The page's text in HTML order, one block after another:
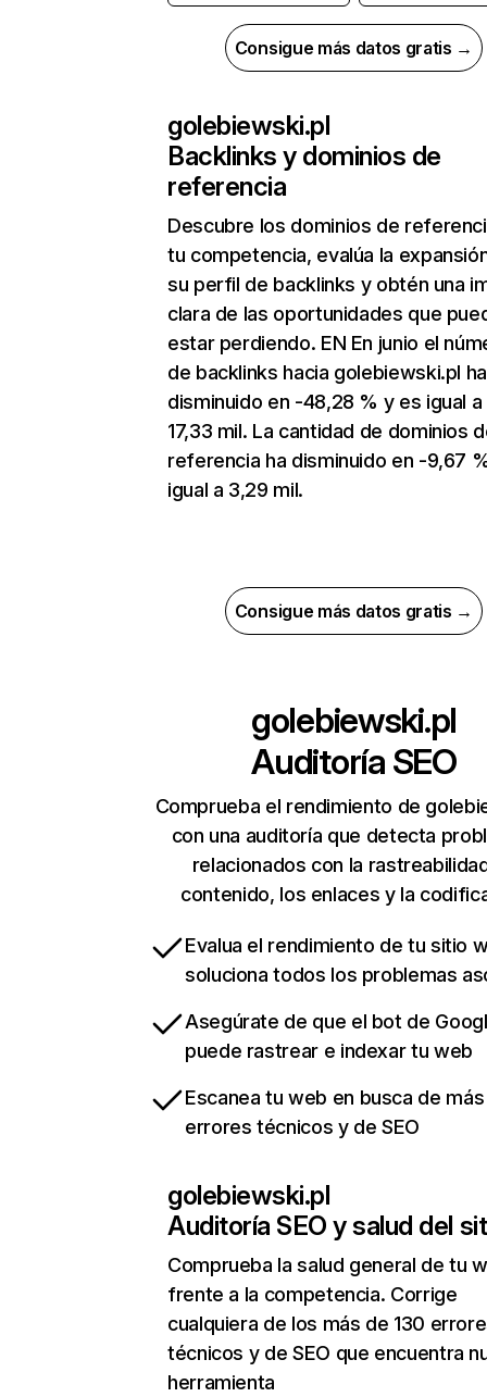
Consigue más datos gratis →
golebiewski.pl
Backlinks y dominios de
referencia
Descubre los dominios de
tu competencia, evalúa la
su perfil de backlinks y obtén una
clara de las oportunidades que
estar perdiendo. EN En junio el
de backlinks hacia golebiewski.pl ha
disminuido en -48,28 % y es igual a
17,33 mil. La cantidad de dominios
referencia ha disminuido en -9,67
igual a 3,29 mil.
Consigue más datos gratis →
golebiewski.pl
Auditoría SEO
Comprueba el rendimiento de
con una auditoría que detecta
relacionados con la
contenido, los enlaces y la
Evalua el rendimiento de tu sitio
soluciona todos los problemas
Asegúrate de que el bot de
puede rastrear e indexar tu web
Escanea tu web en busca de
errores técnicos y de SEO
golebiewski.pl
Auditoría SEO y salud del
Comprueba la salud general de tu
frente a la competencia. Corrige
cualquiera de los más de 130
técnicos y de SEO que encuentra
herramienta